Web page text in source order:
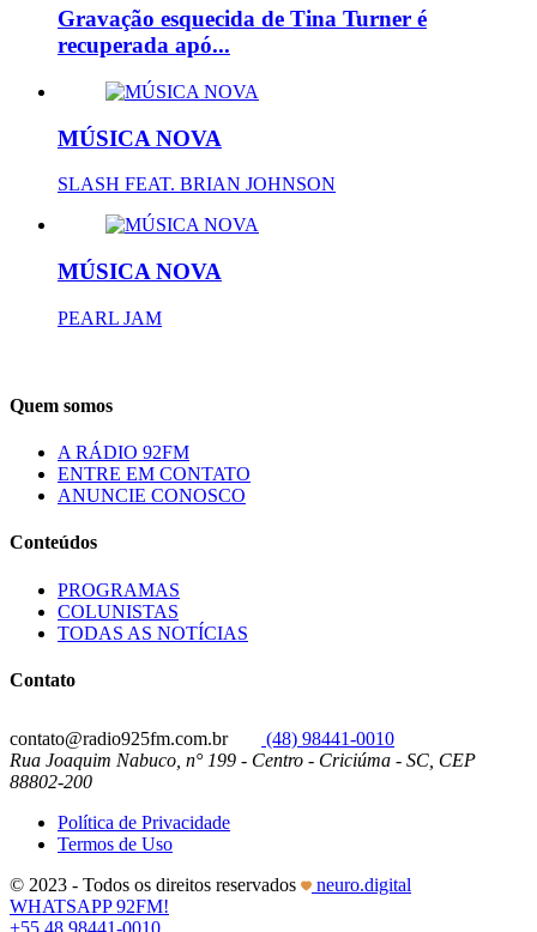
Gravação esquecida de Tina Turner é
recuperada apó...
MÚSICA NOVA
SLASH FEAT. BRIAN JOHNSON
MÚSICA NOVA
PEARL JAM
Quem somos
A RÁDIO 92FM
ENTRE EM CONTATO
ANUNCIE CONOSCO
Conteúdos
PROGRAMAS
COLUNISTAS
TODAS AS NOTÍCIAS
Contato
contato@radio925fm.com.br
(48) 98441-0010
Rua Joaquim Nabuco, n° 199 - Centro - Criciúma - SC, CEP
88802-200
Política de Privacidade
Termos de Uso
© 2023 - Todos os direitos reservados
neuro.digital
WHATSAPP 92FM!